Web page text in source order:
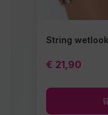
String
€ 21,90